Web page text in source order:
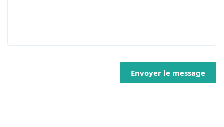
Envoyer le message